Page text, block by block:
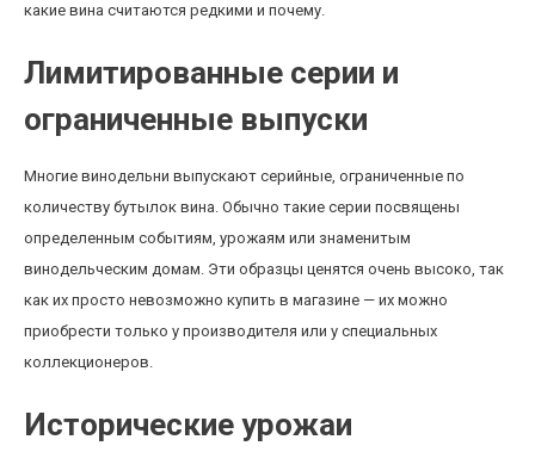
какие вина считаются редкими и почему.
Лимитированные серии и
ограниченные выпуски
Многие винодельни выпускают серийные, ограниченные по
количеству бутылок вина. Обычно такие серии посвящены
определенным событиям, урожаям или знаменитым
винодельческим домам. Эти образцы ценятся очень высоко, так
как их просто невозможно купить в магазине — их можно
приобрести только у производителя или у специальных
коллекционеров.
Исторические урожаи